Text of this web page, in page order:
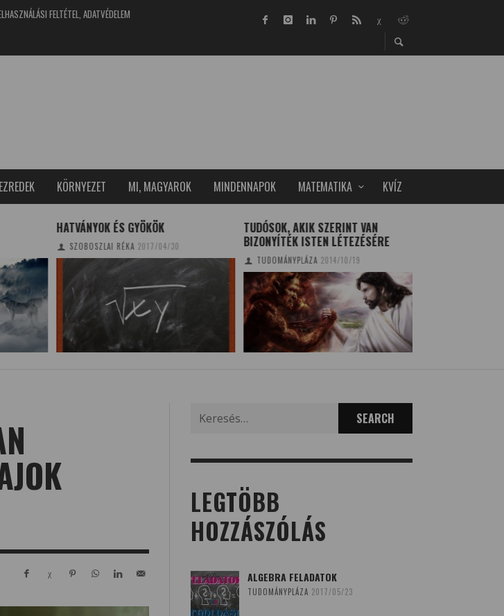
FELTÉTEL, ADATVÉDELEM
KÖRNYEZET MI, MAGYAROK MINDENNAPOK MATEMATIKA KVÍZ
HATVÁNYOK ÉS GYÖKÖK
SZOBOSZLAI RÉKA 2017/04/30
TUDÓSOK, AKIK SZERINT VAN
BIZONYÍTÉK ISTEN LÉTEZÉSÉRE
TUDOMÁNYPLÁZA 2014/10/19
for:
LEGTÖBB
HOZZÁSZÓLÁS
ALGEBRA FELADATOK
TUDOMÁNYPLÁZA 2017/05/23